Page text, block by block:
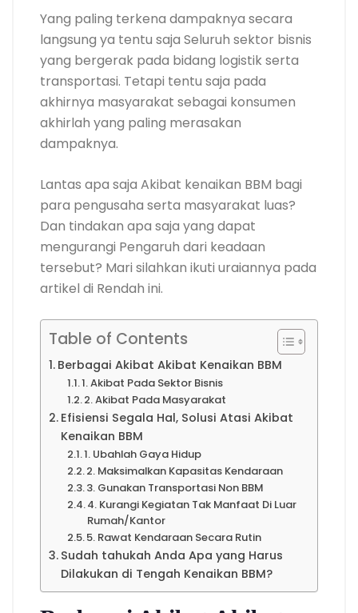
Yang paling terkena dampaknya secara
langsung ya tentu saja Seluruh sektor bisnis
yang bergerak pada bidang logistik serta
transportasi. Tetapi tentu saja pada
akhirnya masyarakat sebagai konsumen
akhirlah yang paling merasakan
dampaknya.
Lantas apa saja Akibat kenaikan BBM bagi
para pengusaha serta masyarakat luas?
Dan tindakan apa saja yang dapat
mengurangi Pengaruh dari keadaan
tersebut? Mari silahkan ikuti uraiannya pada
artikel di Rendah ini.
Table of Contents
Berbagai Akibat Akibat Kenaikan BBM
1. Akibat Pada Sektor Bisnis
2. Akibat Pada Masyarakat
Efisiensi Segala Hal, Solusi Atasi Akibat
Kenaikan BBM
1. Ubahlah Gaya Hidup
2. Maksimalkan Kapasitas Kendaraan
3. Gunakan Transportasi Non BBM
4. Kurangi Kegiatan Tak Manfaat Di Luar
Rumah/Kantor
5. Rawat Kendaraan Secara Rutin
Sudah tahukah Anda Apa yang Harus
Dilakukan di Tengah Kenaikan BBM?